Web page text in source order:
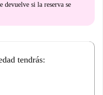
devuelve si la reserva se
tendrás: